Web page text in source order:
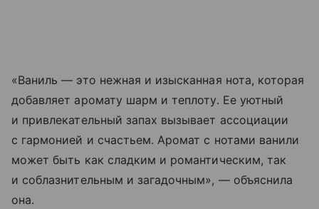
«Ваниль — это нежная и изысканная нота, которая
добавляет аромату шарм и теплоту. Ее уютный
и привлекательный запах вызывает ассоциации
с гармонией и счастьем. Аромат с нотами ванили
может быть как сладким и романтическим, так
и соблазнительным и загадочным», — объяснила
она.